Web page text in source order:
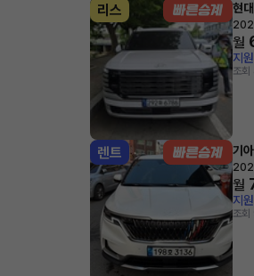
리스 현
월
지
조
렌트 기
월
지
조회